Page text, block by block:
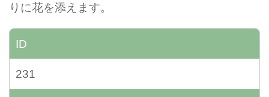
りに花を添えます。
ID
231